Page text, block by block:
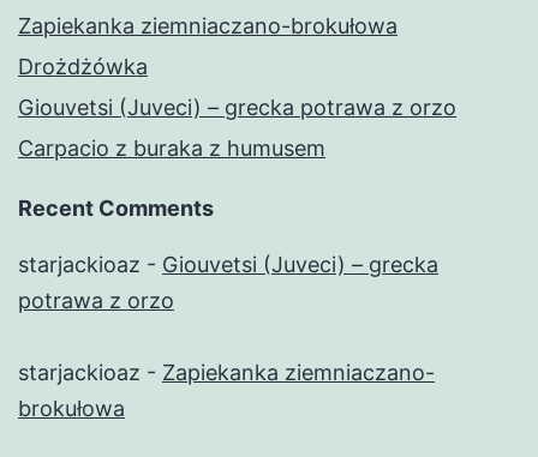
Zapiekanka ziemniaczano-brokułowa
Drożdżówka
Giouvetsi (Juveci) – grecka potrawa z orzo
Carpacio z buraka z humusem
Recent Comments
starjackioaz - Giouvetsi (Juveci) – grecka
potrawa z orzo
starjackioaz - Zapiekanka ziemniaczano-
brokułowa